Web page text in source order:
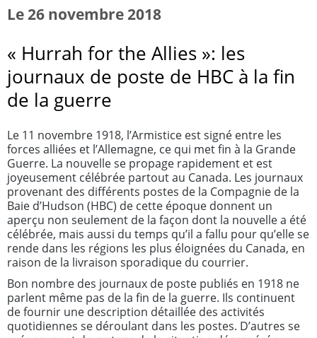
Le 26 novembre 2018
« Hurrah for the Allies »: les
journaux de poste de HBC à la fin
de la guerre
Le 11 novembre 1918, l’Armistice est signé entre les
forces alliées et l’Allemagne, ce qui met fin à la Grande
Guerre. La nouvelle se propage rapidement et est
joyeusement célébrée partout au Canada. Les journaux
provenant des différents postes de la Compagnie de la
Baie d’Hudson (HBC) de cette époque donnent un
aperçu non seulement de la façon dont la nouvelle a été
célébrée, mais aussi du temps qu’il a fallu pour qu’elle se
rende dans les régions les plus éloignées du Canada, en
raison de la livraison sporadique du courrier.
Bon nombre des journaux de poste publiés en 1918 ne
parlent même pas de la fin de la guerre. Ils continuent
de fournir une description détaillée des activités
quotidiennes se déroulant dans les postes. D’autres se